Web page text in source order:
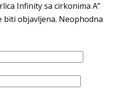
Infinity sa cirkonima A”
biti objavljena. Neophodna